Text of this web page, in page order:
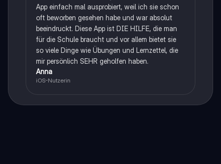
App einfach mal ausprobiert, weil ich sie schon
oft beworben gesehen habe und war absolut
beeindruckt. Diese App ist DIE HILFE, die man
für die Schule braucht und vor allem bietet sie
so viele Dinge wie Übungen und Lernzettel, die
mir persönlich SEHR geholfen haben.
Anna
iOS-Nutzerin